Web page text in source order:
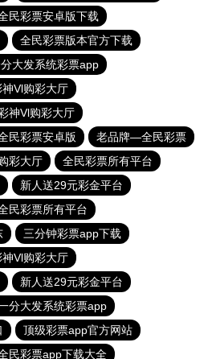
民彩票安卓版下载
全民彩票版本官方下载
大发系统彩票app
神Vl购彩大厅
神Vl购彩大厅
民彩票安卓版
老品牌—全民彩票
彩大厅
全民彩票所有平台
新人送29元彩金平台
民彩票所有平台
三分钟彩票app下载
神Vl购彩大厅
新人送29元彩金平台
分大发系统彩票app
顶级彩票app官方网站
民彩票app下载大全